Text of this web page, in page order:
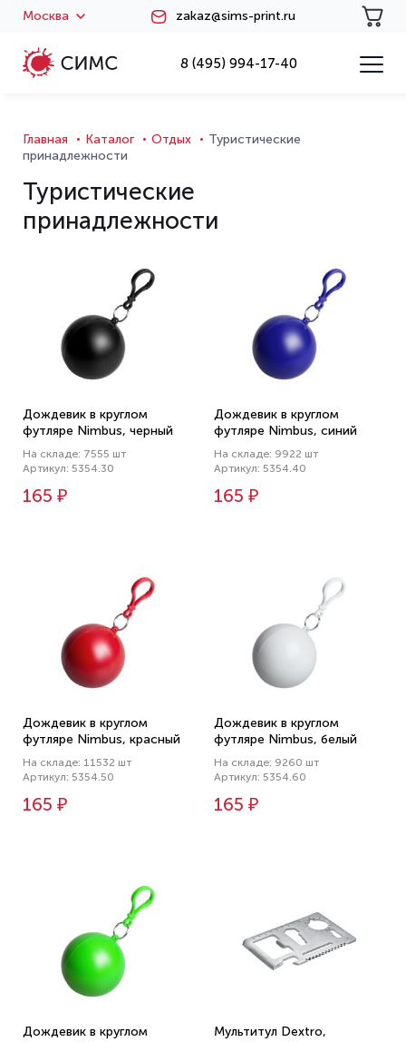
Москва zakaz@sims-print.ru
8 (495) 994-17-40
Главная Каталог Отдых
Туристические
принадлежности
Туристические
принадлежности
Дождевик в круглом
футляре Nimbus, черный
На складе: 7555 шт
Артикул: 5354.30
165 ₽
Дождевик в круглом
футляре Nimbus, синий
На складе: 9922 шт
Артикул: 5354.40
165 ₽
Дождевик в круглом
футляре Nimbus, красный
На складе: 11532 шт
Артикул: 5354.50
165 ₽
Дождевик в круглом
футляре Nimbus, белый
На складе: 9260 шт
Артикул: 5354.60
165 ₽
Дождевик в круглом
Мультитул Dextro,